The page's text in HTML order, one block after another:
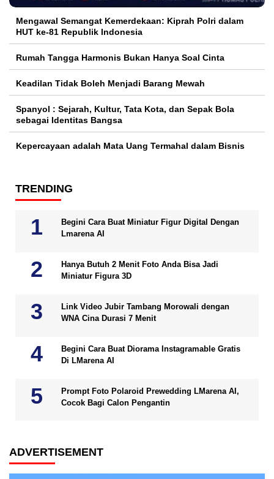
Mengawal Semangat Kemerdekaan: Kiprah Polri dalam
HUT ke-81 Republik Indonesia
Rumah Tangga Harmonis Bukan Hanya Soal Cinta
Keadilan Tidak Boleh Menjadi Barang Mewah
Spanyol : Sejarah, Kultur, Tata Kota, dan Sepak Bola
sebagai Identitas Bangsa
Kepercayaan adalah Mata Uang Termahal dalam Bisnis
TRENDING
Begini Cara Buat Miniatur Figur Digital Dengan
Lmarena AI
Hanya Butuh 2 Menit Foto Anda Bisa Jadi
Miniatur Figura 3D
Link Video Jubir Tambang Morowali dengan
WNA Cina Durasi 7 Menit
Begini Cara Buat Diorama Instagramable Gratis
Di LMarena AI
Prompt Foto Polaroid Prewedding LMarena AI,
Cocok Bagi Calon Pengantin
ADVERTISEMENT